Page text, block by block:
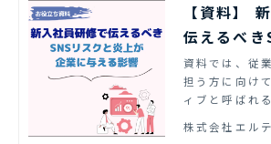
【資料】
伝えるべき
炎上が企業
エルテス
資料では、従
担う方に向け
ィブと呼ばれ
を実際の事例
株式会社エル